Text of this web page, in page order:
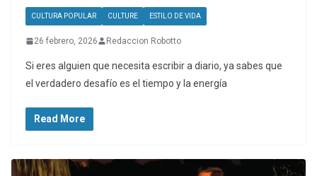
CULTURA POPULAR CULTURE ESTILO DE VIDA
26 febrero, 2026 Redaccion Robotto
Si eres alguien que necesita escribir a diario, ya sabes que
el verdadero desafío es el tiempo y la energía
Read More